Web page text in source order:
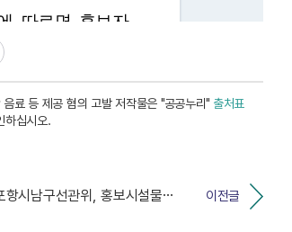
료 등 제공 혐의 고발 저작물은 "공공누리" 출처표
하십시오.
이전글
포항시남구선관위, 홍보시설물 붙인 트랙터로 선거운동한 ...